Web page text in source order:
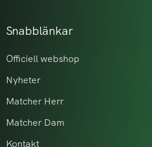
Snabblänkar
Officiell webshop
Nyheter
Matcher Herr
Matcher Dam
Kontakt